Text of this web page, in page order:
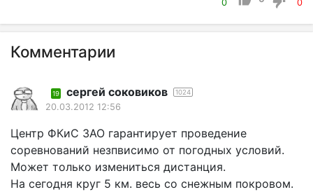
0 0
Комментарии
19 сергей соковиков 1024
20.03.2012 12:56
Центр ФКиС ЗАО гарантирует проведение
соревнований незпвисимо от погодных условий.
Может только измениться дистанция.
На сегодня круг 5 км. весь со снежным покровом.